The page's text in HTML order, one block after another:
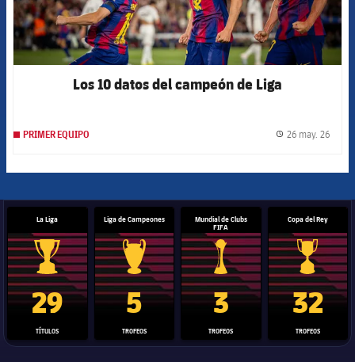
Los 10 datos del campeón de Liga
PRIMER EQUIPO 26 may. 26
La Liga
Trofeo de La Liga
29
TÍTULOS
Liga de Campeones
Trofeo de la Liga de Campeones
5
TROFEOS
Mundial de Clubs
FIFA
Trofeo del Mundial de
3
TROFEOS
Copa del Rey
Copa del
32
TROFEOS